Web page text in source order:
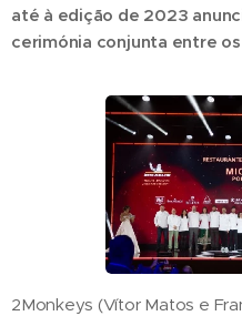
até à edição de 2023
cerimónia conjunta entre
2Monkeys (Vítor Matos e